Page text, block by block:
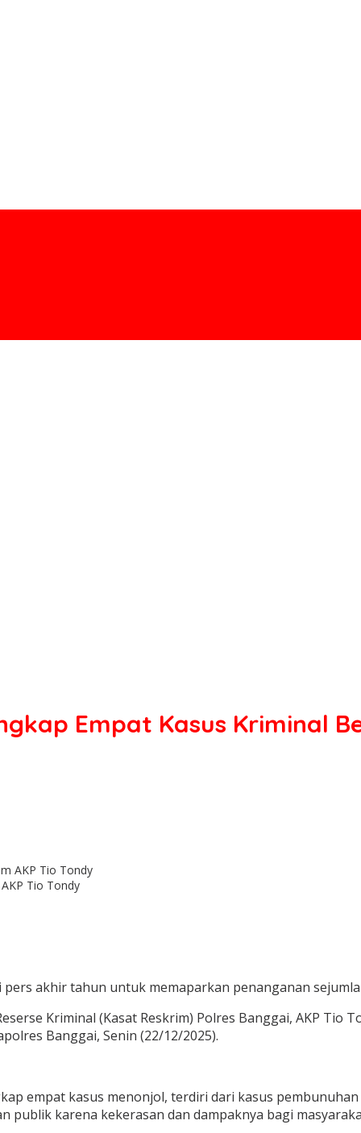
Empat Kasus Kriminal
Tio Tondy
akhir tahun untuk memaparkan penanganan
Kriminal (Kasat Reskrim) Polres Banggai, AKP Tio
Banggai, Senin (22/12/2025).
empat kasus menonjol, terdiri dari kasus
karena kekerasan dan dampaknya bagi